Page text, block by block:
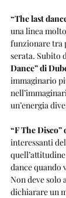
“The last
una linea
funzionare tra
serata. Subito
Dance” di
immaginario
un’energia
“F The Disco”
interessanti
dance quando
Non deve solo
dichiarare un